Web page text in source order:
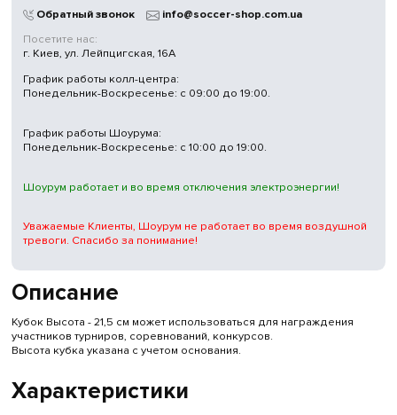
Описание
Кубок Высота - 21,5 см может использоваться для награждения
участников турниров, соревнований, конкурсов.
Высота кубка указана с учетом основания.
Характеристики
Обратный звонок
info@soccer-shop.com.ua
Посетите нас:
г. Киев, ул. Лейпцигская, 16А
График работы колл-центра:
Понедельник-Воскресенье: с 09:00 до 19:00.
График работы Шоурума:
Понедельник-Воскресенье: с 10:00 до 19:00.
Шоурум работает и во время отключения электроэнергии!
Уважаемые Клиенты, Шоурум не работает во время воздушной
тревоги. Спасибо за понимание!